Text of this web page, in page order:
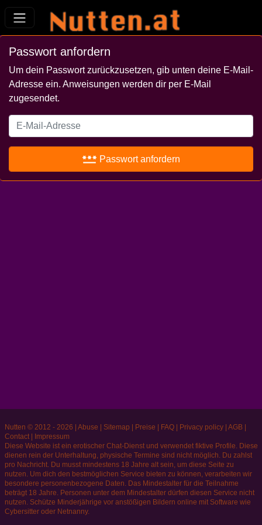
Passwort anfordern
Um dein Passwort zurückzusetzen, gib unten deine E-Mail-
Adresse ein. Anweisungen werden dir per E-Mail
zugesendet.
password Passwort anfordern
Nutten © 2012 - 2026 Abuse Sitemap Preise FAQ| Privacy policy| AGB|
Contact|
Impressum
Diese Website ist ein erotischer Chat-Dienst und verwendet fiktive Profile. Diese
dienen rein der Unterhaltung, physische Termine sind nicht möglich. Du zahlst
pro Nachricht. Du musst mindestens 18 Jahre alt sein, um diese Seite zu
nutzen. Um dich den bestmöglichen Service bieten zu können, verarbeiten wir
besondere personenbezogene Daten. Das Mindestalter für die Teilnahme
beträgt 18 Jahre. Personen unter dem Mindestalter dürfen diesen Service nicht
nutzen. Schütze Minderjährige vor anstößigen Bildern online mit Software wie
Cybersitter oder Netnanny.